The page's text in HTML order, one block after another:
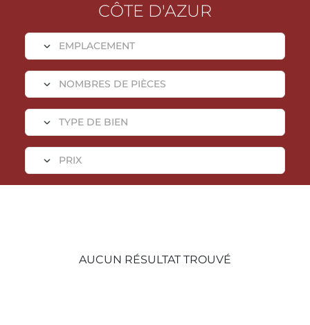
CÔTE D'AZUR
AUCUN RÉSULTAT TROUVÉ